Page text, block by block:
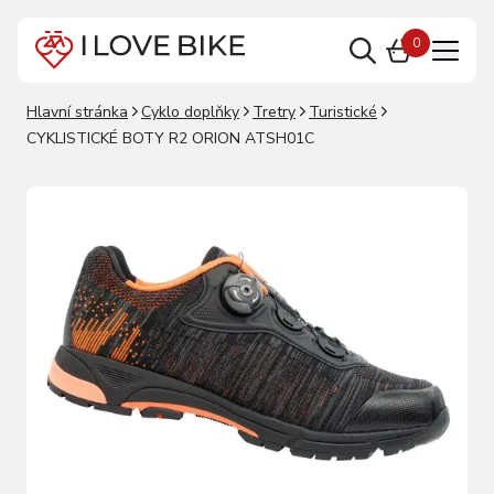
0
Hlavní stránka Cyklo doplňky Tretry
Turistické
CYKLISTICKÉ BOTY R2 ORION ATSH01C